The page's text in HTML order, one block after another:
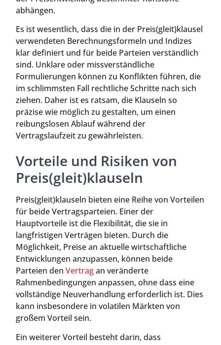
abhängen.
Es ist wesentlich, dass die in der Preis(gleit)klausel
verwendeten Berechnungsformeln und Indizes
klar definiert und für beide Parteien verständlich
sind. Unklare oder missverständliche
Formulierungen können zu Konflikten führen, die
im schlimmsten Fall rechtliche Schritte nach sich
ziehen. Daher ist es ratsam, die Klauseln so
präzise wie möglich zu gestalten, um einen
reibungslosen Ablauf während der
Vertragslaufzeit zu gewährleisten.
Vorteile und Risiken von
Preis(gleit)klauseln
Preis(gleit)klauseln bieten eine Reihe von Vorteilen
für beide Vertragsparteien. Einer der
Hauptvorteile ist die Flexibilität, die sie in
langfristigen Verträgen bieten. Durch die
Möglichkeit, Preise an aktuelle wirtschaftliche
Entwicklungen anzupassen, können beide
Parteien den Vertragan veränderte
Rahmenbedingungen anpassen, ohne dass eine
vollständige Neuverhandlung erforderlich ist. Dies
kann insbesondere in volatilen Märkten von
großem Vorteil sein.
Ein weiterer Vorteil besteht darin, dass